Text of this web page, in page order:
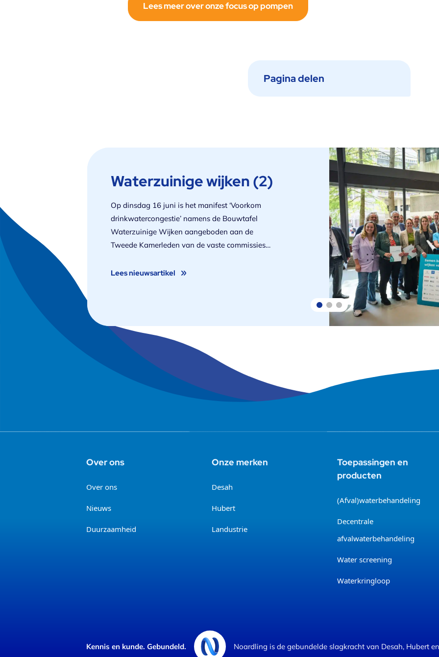
Lees meer over onze focus op pompen
Waterzuinige wijken (2)
Op dinsdag 16 juni is het manifest ‘Voorkom
drinkwatercongestie’ namens de Bouwtafel
Waterzuinige Wijken aangeboden aan de
Tweede Kamerleden van de vaste commissies
Infrastructuur & Waterstaat.
Lees nieuwsartikel
Over ons
Over ons
Nieuws
Duurzaamheid
Onze merken
Desah
Hubert
Landustrie
Toepassingen en
producten
(Afval)waterbehandeling
Decentrale
afvalwaterbehandeling
Water screening
Waterkringloop
Kennis en kunde. Gebundeld. Noardling is de gebundelde slagkracht van Desah, Hubert